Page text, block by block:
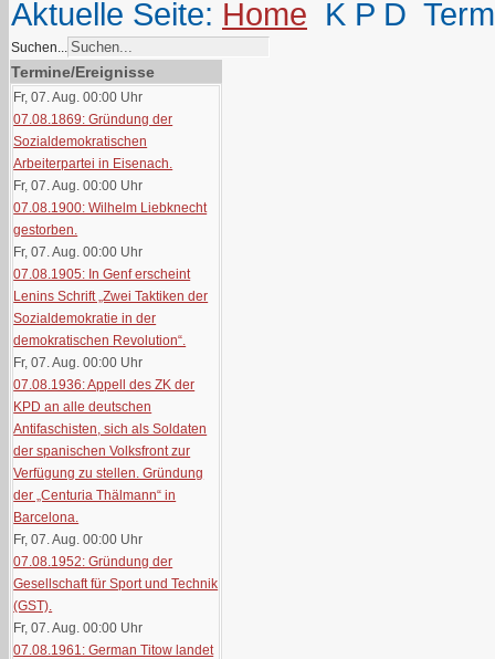
Aktuelle Seite: Home K P D
Suchen...
Termine/Ereignisse
Fr, 07. Aug. 00:00 Uhr
07.08.1869: Gründung der
Sozialdemokratischen
Arbeiterpartei in Eisenach.
Fr, 07. Aug. 00:00 Uhr
07.08.1900: Wilhelm Liebknecht
gestorben.
Fr, 07. Aug. 00:00 Uhr
07.08.1905: In Genf erscheint
Lenins Schrift „Zwei Taktiken der
Sozialdemokratie in der
demokratischen Revolution“.
Fr, 07. Aug. 00:00 Uhr
07.08.1936: Appell des ZK der
KPD an alle deutschen
Antifaschisten, sich als Soldaten
der spanischen Volksfront zur
Verfügung zu stellen. Gründung
der „Centuria Thälmann“ in
Barcelona.
Fr, 07. Aug. 00:00 Uhr
07.08.1952: Gründung der
Gesellschaft für Sport und Technik
(GST).
Fr, 07. Aug. 00:00 Uhr
07.08.1961: German Titow landet